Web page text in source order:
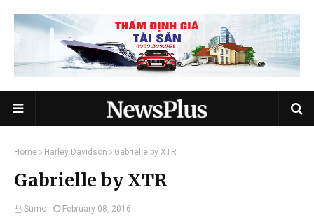
Home Harley Davidson Gabrielle by XTR
Gabrielle by XTR
Sumo February 08, 2016